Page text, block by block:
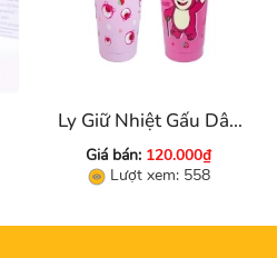
Ly Giữ Nhiệt Gấu Dâu
Lotso 750ml
Giá bán: 120.000₫
Lượt xem: 558